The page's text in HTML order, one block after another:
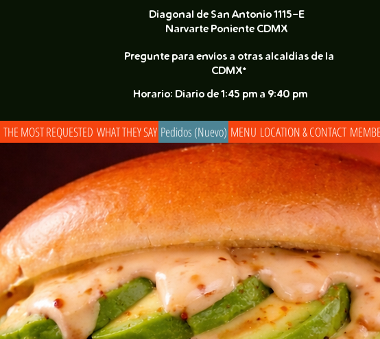
Diagonal de San Antonio 1115-E
Narvarte Poniente CDMX
Pregunte para envíos a otras alcaldías de la
CDMX*
Horario: Diario de 1:45 pm a 9:40 pm
THE MOST REQUESTED WHAT THEY SAY Pedidos (Nuevo) MENU LOCATION & CONTACT